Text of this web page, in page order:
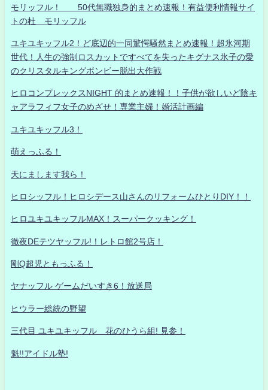
モリッフル！ 50代無職独身的まとめ速報！有益便利情報サイ
トの杜 モリッフル
ユキユキッフル2！ど底辺的一同驚愕騒然まとめ速報！超氷河期
世代！人生の強制ロスカットですべてを失ったキグナス氷子の愛
のクリスタルキングボンビー脱出大作戦
ヒロコンプレックスNIGHT 的まとめ速報！！子供が欲しいど陰キ
ャアラフィフ女子のめざせ！専業主婦！婚活計画編
ユキユキッフル3！
萌えっふる！
天にまします我ら！
ヒロシッフル！ヒロシデース山さんのリフォームひとりDIY！！
ヒロユキユキッフルMAX！スーパークッキング！
徹夜DEテツヤッフル!！レトロ館2号店！
剛Q超児ともっふる！
ヤナッフル ゲームだいすき6！放送局
ヒウラー総統の野望
三代目 ユキユキッフル 花のひうら組! 見参！
魁!!アイドル塾!